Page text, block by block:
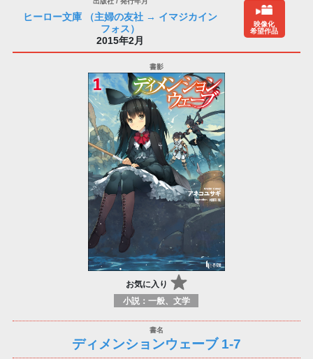
ヒーロー文庫 （主婦の友社 → イマジカイン
フォス）
2015年2月
映像化
希望作品
お気に入り
小説：一般、文学
ディメンションウェーブ 1-7